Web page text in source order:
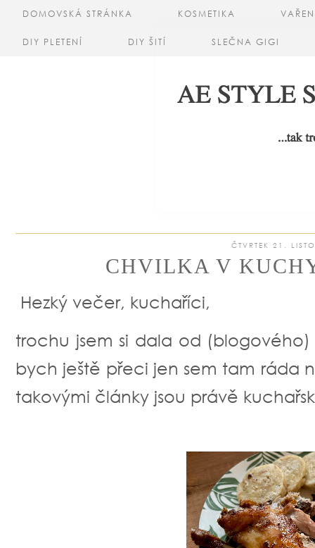
DOMOVSKÁ STRÁNKA KOSMETIKA
DIY PLETENÍ DIY ŠITÍ SLEČNA GIGI
ČTVRTEK 21.
CHVILKA V
Hezký večer, kuchaříci,
trochu jsem si dala od
bych ještě přeci jen sem tam ráda
takovými články jsou právě